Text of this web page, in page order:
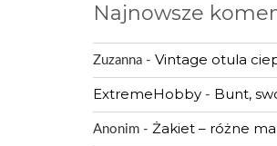
Najnowsze
Zuzanna - Vintage otula
ExtremeHobby - Bunt,
Anonim - Żakiet – różne